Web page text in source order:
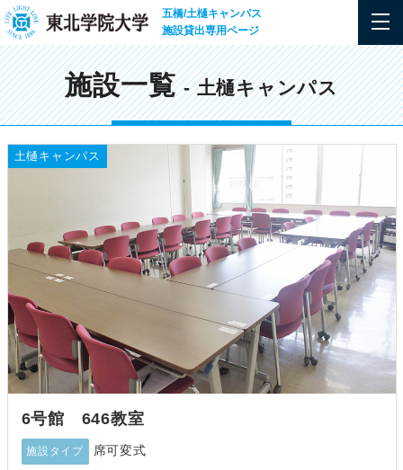
五橋/土樋キャンパス
施設貸出専用ページ
施設一覧- 土樋キャンパス
土樋キャンパス
6号館 646教室
施設タイプ 席可変式